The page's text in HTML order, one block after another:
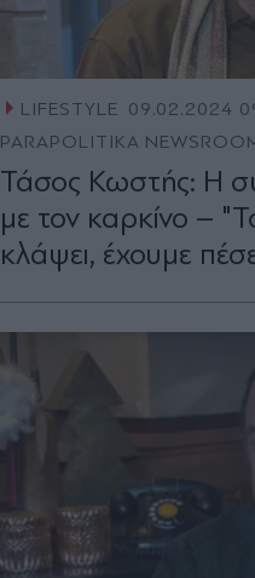
LIFESTYLE 09.02.2024
PARAPOLITIKA
Τάσος Κωστής: Η
με τον καρκίνο –
κλάψει, έχουμε